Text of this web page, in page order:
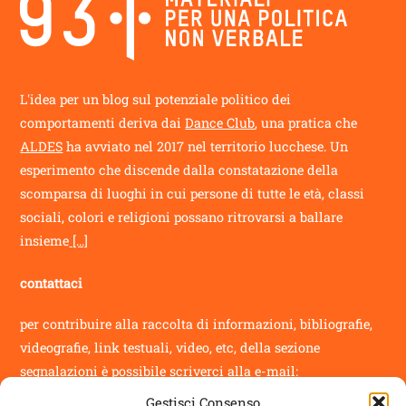
Gestisci Consenso
To
Top
L'idea per un blog sul potenziale politico dei
comportamenti deriva daiDance Club, una pratica che
ALDES ha avviato nel 2017 nel territorio lucchese. Un
esperimento che discende dalla constatazione della
scomparsa di luoghi in cui persone di tutte le età, classi
sociali, colori e religioni possano ritrovarsi a ballare
insieme [...]
contattaci
per contribuire alla raccolta di informazioni, bibliografie,
videografie, link testuali, video, etc, della sezione
segnalazioniè possibile scriverci alla e-mail: